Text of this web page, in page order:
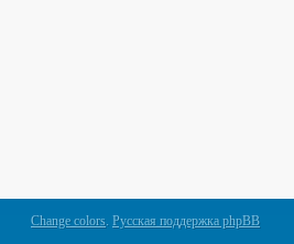
Change colors. Русская поддержка phpBB